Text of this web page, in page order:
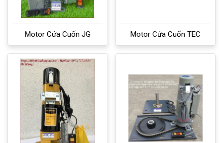
Motor Cửa Cuốn JG Motor Cửa Cuốn TEC